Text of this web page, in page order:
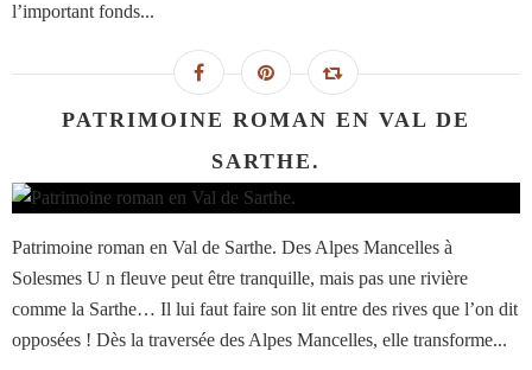
l’important fonds...
PATRIMOINE ROMAN EN VAL DE
SARTHE.
Patrimoine roman en Val de Sarthe. Des Alpes Mancelles à
Solesmes U n fleuve peut être tranquille, mais pas une rivière
comme la Sarthe… Il lui faut faire son lit entre des rives que l’on dit
opposées ! Dès la traversée des Alpes Mancelles, elle transforme...